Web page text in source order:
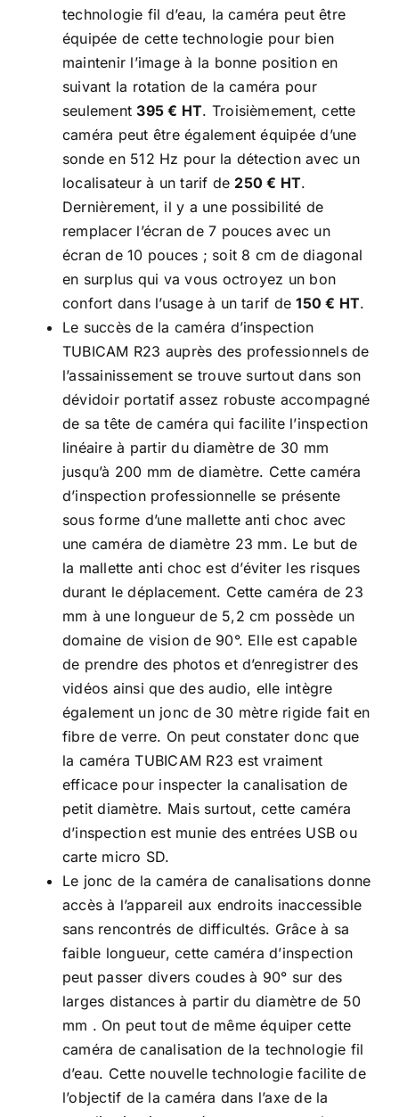
technologie fil d’eau, la caméra peut être
équipée de cette technologie pour bien
maintenir l’image à la bonne position en
suivant la rotation de la caméra pour
seulement395 € HT. Troisièmement, cette
caméra peut être également équipée d’une
sonde en 512 Hz pour la détection avec un
localisateur à un tarif de 250 € HT.
Dernièrement, il y a une possibilité de
remplacer l’écran de 7 pouces avec un
écran de 10 pouces ; soit 8 cm de diagonal
en surplus qui va vous octroyez un bon
confort dans l’usage à un tarif de150 € HT.
Le succès de la caméra d’inspection
TUBICAM R23 auprès des professionnels de
l’assainissement se trouve surtout dans son
dévidoir portatif assez robuste accompagné
de sa tête de caméra qui facilite l’inspection
linéaire à partir du diamètre de 30 mm
jusqu’à 200 mm de diamètre. Cette caméra
d’inspection professionnelle se présente
sous forme d’une mallette anti choc avec
une caméra de diamètre 23 mm. Le but de
la mallette anti choc est d’éviter les risques
durant le déplacement. Cette caméra de 23
mm à une longueur de 5,2 cm possède un
domaine de vision de 90°. Elle est capable
de prendre des photos et d’enregistrer des
vidéos ainsi que des audio, elle intègre
également un jonc de 30 mètre rigide fait en
fibre de verre. On peut constater donc que
la caméra TUBICAM R23 est vraiment
efficace pour inspecter la canalisation de
petit diamètre. Mais surtout, cette caméra
d’inspection est munie des entrées USB ou
carte micro SD.
Le jonc de la caméra de canalisations donne
accès à l’appareil aux endroits inaccessible
sans rencontrés de difficultés. Grâce à sa
faible longueur, cette caméra d’inspection
peut passer divers coudes à 90° sur des
larges distances à partir du diamètre de 50
mm . On peut tout de même équiper cette
caméra de canalisation de la technologie fil
d’eau. Cette nouvelle technologie facilite de
l’objectif de la caméra dans l’axe de la